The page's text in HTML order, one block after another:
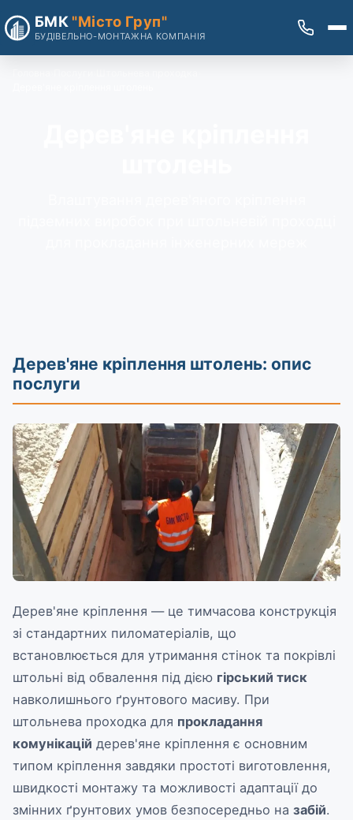
БМК "Місто Груп"
БУДІВЕЛЬНО-МОНТАЖНА КОМПАНІЯ
Дерев'яне кріплення штолень: опис
послуги
Дерев'яне кріплення — це тимчасова конструкція
зі стандартних пиломатеріалів, що
встановлюється для утримання стінок та покрівлі
штольні від обвалення під дією гірський тиск
навколишнього ґрунтового масиву. При
штольнева проходка для прокладання
комунікацій дерев'яне кріплення є основним
типом кріплення завдяки простоті виготовлення,
швидкості монтажу та можливості адаптації до
змінних ґрунтових умов безпосередньо на забій.